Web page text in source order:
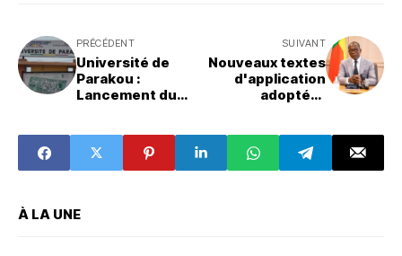
PRÉCÉDENT
Université de
Parakou :
Lancement du
avec le soutien
de l'Arabie
Saoudite
SUIVANT
Nouveaux textes
d'application
adoptés :
entreprises
publiques, la
réglementation
À LA UNE